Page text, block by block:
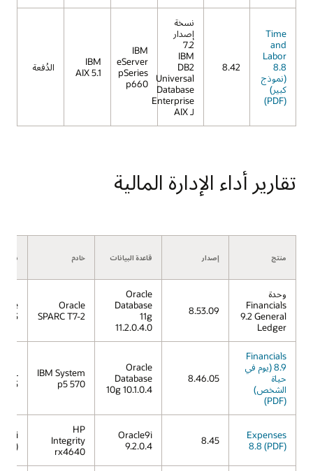
Time
and
Labor
8.8
(نموذج
كبير)
(PDF)
8.42
نسخة
إصدار
7.2
IBM
DB2
Universal
Database
Enterprise
لـ AIX
IBM
eServer
pSeries
p660
IBM
AIX 5.1
الدُفعة
تقارير أداء الإدارة المالية
منتج إصدار قاعدة البيانات خادم نظام
وحدة
Financials
9.2 General
Ledger
8.53.09
Oracle
Database
11g
11.2.0.4.0
Oracle
SPARC T7-2
11.3
Financials
8.9 (يوم في
حياة
الشخص)
(PDF)
8.46.05
Oracle
Database
10g 10.1.0.4
IBM System
p5 570
5L
V5.3
Expenses
8.8 (PDF)
8.45
Oracle9i
9.2.0.4
HP
Integrity
rx4640
11i